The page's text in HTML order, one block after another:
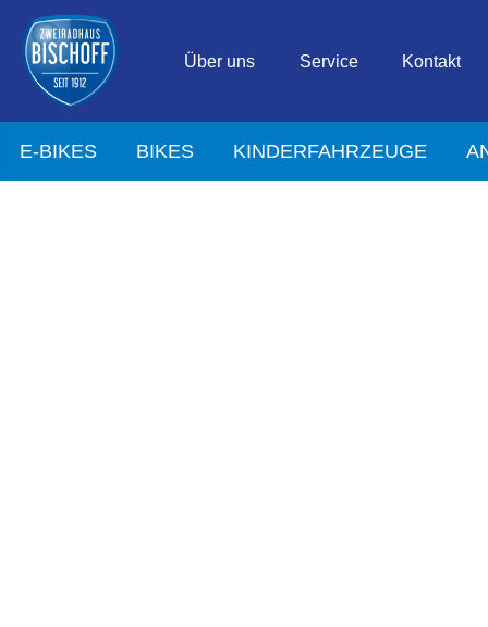
Über uns Service Kontakt
E-BIKES BIKES KINDERFAHRZEUGE